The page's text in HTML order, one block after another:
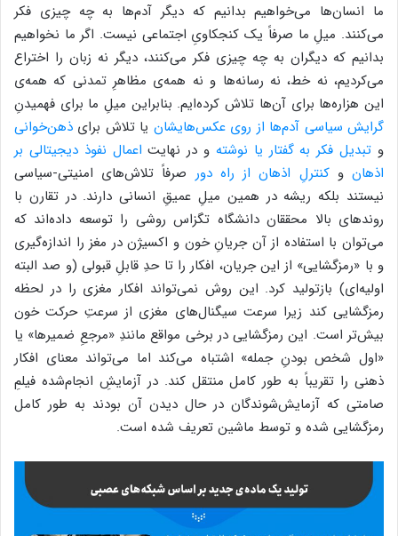
ما انسان‌ها می‌خواهیم بدانیم که دیگر آدم‌ها به چه چیزی فکر
می‌کنند. میلِ ما صرفاً یک کنجکاویِ اجتماعی نیست. اگر ما نخواهیم
بدانیم که دیگران به چه چیزی فکر می‌کنند، دیگر نه زبان را اختراع
می‌کردیم، نه خط، نه رسانه‌ها و نه همه‌ی مظاهرِ تمدنی که همه‌ی
این هزاره‌ها برای آن‌ها تلاش کرده‌ایم. بنابراین میلِ ما برای فهمیدنِ
گرایش سیاسی آدم‌ها از روی عکس‌هایشان یا تلاش برای ذهن‌خوانی
و تبدیل فکر به گفتار یا نوشته و در نهایت اعمال نفوذ دیجیتالی بر
اذهانوکنترلِ اذهان از راه دور صرفاً تلاش‌های امنیتی-سیاسی
نیستند بلکه ریشه در همین میلِ عمیقِ انسانی دارند. در تقارن با
روند‌های بالا محققان دانشگاه تگزاس روشی را توسعه داده‌اند که
می‌توان با استفاده از آن جریانِ خون و اکسیژن در مغز را اندازه‌گیری
و با «رمز‌گشایی» از این جریان، افکار را تا حدِ قابلِ قبولی (و صد البته
اولیه‌ای) بازتولید کرد. این روش نمی‌تواند افکار مغزی را در لحظه
رمزگشایی کند زیرا سرعت سیگنال‌های مغزی از سرعتِ حرکت خون
بیش‌تر است. این رمز‌گشایی در برخی مواقع مانندِ «مرجعِ ضمیر‌ها» یا
«اول شخص بودنِ جمله» اشتباه می‌کند اما می‌تواند معنای افکار
ذهنی را تقریباً به طور کامل منتقل کند. در آزمایشِ انجام‌شده فیلمِ
صامتی که آزمایش‌شوندگان در حال دیدن آن بودند به طور کامل
رمزگشایی شده و توسط ماشین تعریف شده است.